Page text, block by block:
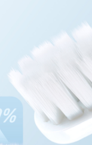
超细
专为